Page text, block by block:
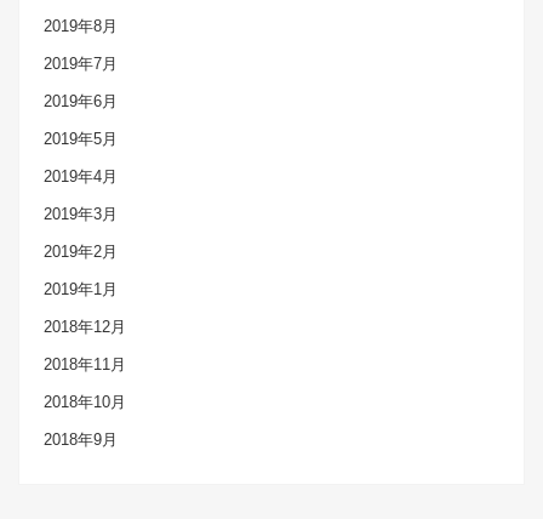
2019年8月
2019年7月
2019年6月
2019年5月
2019年4月
2019年3月
2019年2月
2019年1月
2018年12月
2018年11月
2018年10月
2018年9月